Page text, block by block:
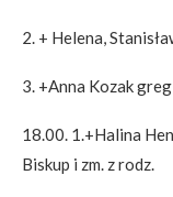
2. + Helena,
3. +Anna Kozak
18.00. 1.+Halina
Biskup i zm. z rodz.